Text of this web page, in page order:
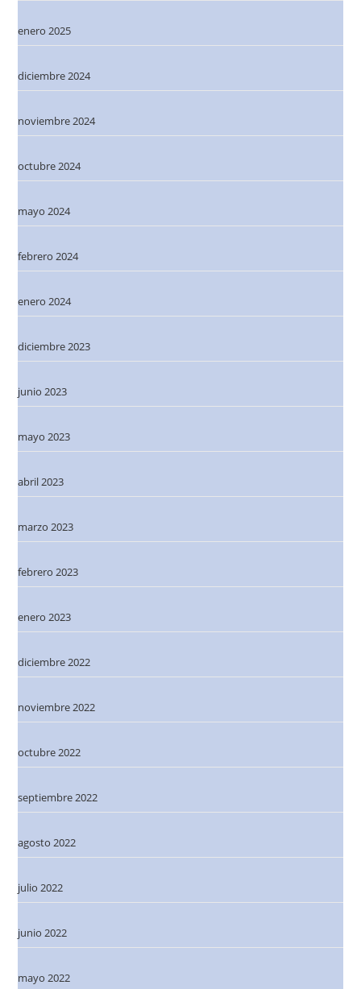
enero 2025
diciembre 2024
noviembre 2024
octubre 2024
mayo 2024
febrero 2024
enero 2024
diciembre 2023
junio 2023
mayo 2023
abril 2023
marzo 2023
febrero 2023
enero 2023
diciembre 2022
noviembre 2022
octubre 2022
septiembre 2022
agosto 2022
julio 2022
junio 2022
mayo 2022